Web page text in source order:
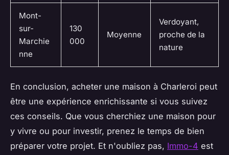
Mont-
sur-
Marchie
nne
130
000
Moyenne
Verdoyant,
proche de la
nature
En conclusion, acheter une maison à Charleroi peut
être une expérience enrichissante si vous suivez
ces conseils. Que vous cherchiez une maison pour
y vivre ou pour investir, prenez le temps de bien
préparer votre projet. Et n'oubliez pas, Immo-4 est